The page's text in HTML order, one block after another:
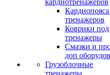
кардиотренажеров
тренажеров
Коврики под
тренажеры
Смазки и
доп
Грузоблочные
тренажеры